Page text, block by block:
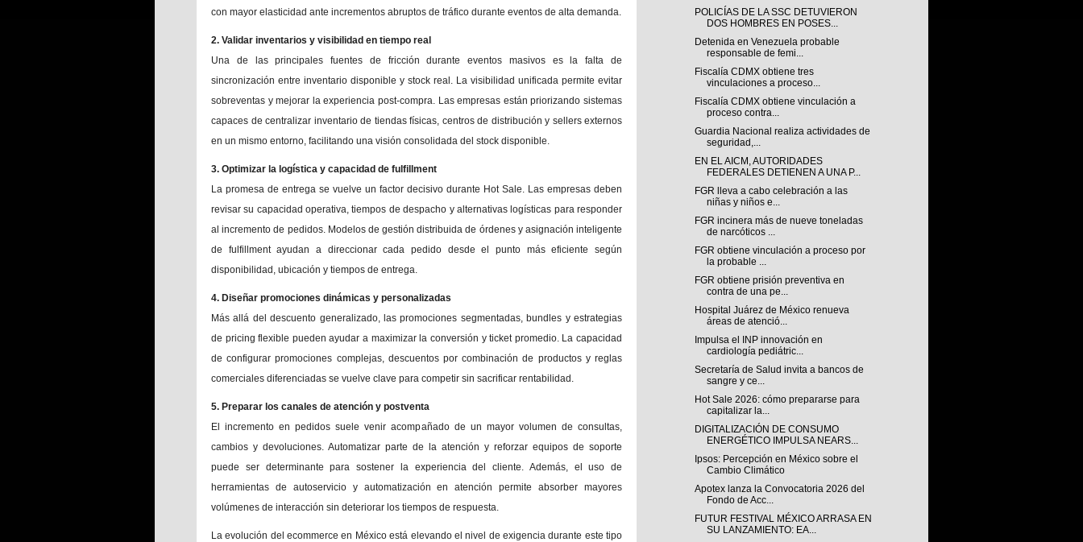
con mayor elasticidad ante incrementos abruptos de tráfico durante eventos de alta demanda.
2. Validar inventarios y visibilidad en tiempo real
Una de las principales fuentes de fricción durante eventos masivos es la falta de
sincronización entre inventario disponible y stock real. La visibilidad unificada permite evitar
sobreventas y mejorar la experiencia post-compra. Las empresas están priorizando sistemas
capaces de centralizar inventario de tiendas físicas, centros de distribución y sellers externos
en un mismo entorno, facilitando una visión consolidada del stock disponible.
3. Optimizar la logística y capacidad de fulfillment
La promesa de entrega se vuelve un factor decisivo durante Hot Sale. Las empresas deben
revisar su capacidad operativa, tiempos de despacho y alternativas logísticas para responder
al incremento de pedidos. Modelos de gestión distribuida de órdenes y asignación inteligente
de fulfillment ayudan a direccionar cada pedido desde el punto más eficiente según
disponibilidad, ubicación y tiempos de entrega.
4. Diseñar promociones dinámicas y personalizadas
Más allá del descuento generalizado, las promociones segmentadas, bundles y estrategias
de pricing flexible pueden ayudar a maximizar la conversión y ticket promedio. La capacidad
de configurar promociones complejas, descuentos por combinación de productos y reglas
comerciales diferenciadas se vuelve clave para competir sin sacrificar rentabilidad.
5. Preparar los canales de atención y postventa
El incremento en pedidos suele venir acompañado de un mayor volumen de consultas,
cambios y devoluciones. Automatizar parte de la atención y reforzar equipos de soporte
puede ser determinante para sostener la experiencia del cliente. Además, el uso de
herramientas de autoservicio y automatización en atención permite absorber mayores
volúmenes de interacción sin deteriorar los tiempos de respuesta.
La evolución del ecommerce en México está elevando el nivel de exigencia durante este tipo
POLICÍAS DE LA SSC DETUVIERON
DOS HOMBRES EN POSES...
Detenida en Venezuela probable
responsable de femi...
Fiscalía CDMX obtiene tres
vinculaciones a proceso...
Fiscalía CDMX obtiene vinculación a
proceso contra...
Guardia Nacional realiza actividades de
seguridad,...
EN EL AICM, AUTORIDADES
FEDERALES DETIENEN A UNA P...
FGR lleva a cabo celebración a las
niñas y niños e...
FGR incinera más de nueve toneladas
de narcóticos ...
FGR obtiene vinculación a proceso por
la probable ...
FGR obtiene prisión preventiva en
contra de una pe...
Hospital Juárez de México renueva
áreas de atenció...
Impulsa el INP innovación en
cardiología pediátric...
Secretaría de Salud invita a bancos de
sangre y ce...
Hot Sale 2026: cómo prepararse para
capitalizar la...
DIGITALIZACIÓN DE CONSUMO
ENERGÉTICO IMPULSA NEARS...
Ipsos: Percepción en México sobre el
Cambio Climático
Apotex lanza la Convocatoria 2026 del
Fondo de Acc...
FUTUR FESTIVAL MÉXICO ARRASA EN
SU LANZAMIENTO: EA...